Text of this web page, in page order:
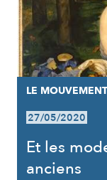
LE
27/05/2020
Et les
anciens